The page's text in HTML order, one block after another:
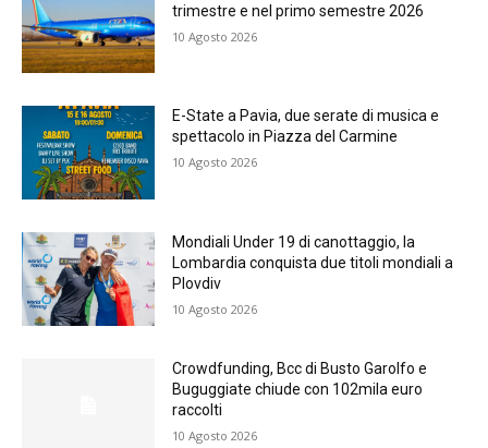
trimestre e nel primo semestre 2026
10 Agosto 2026
E-State a Pavia, due serate di musica e
spettacolo in Piazza del Carmine
10 Agosto 2026
Mondiali Under 19 di canottaggio, la
Lombardia conquista due titoli mondiali a
Plovdiv
10 Agosto 2026
Crowdfunding, Bcc di Busto Garolfo e
Buguggiate chiude con 102mila euro
raccolti
10 Agosto 2026